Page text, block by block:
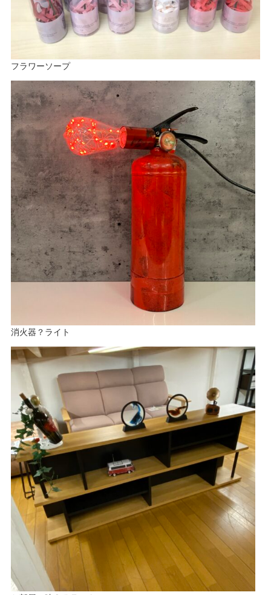
フラワーソープ
消火器？ライト